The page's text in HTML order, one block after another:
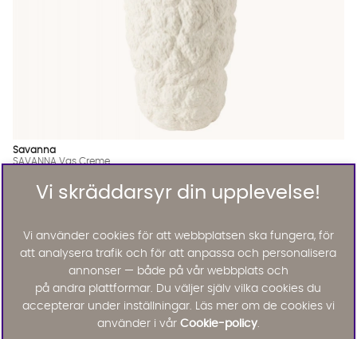
Savanna
SAVANNA Vas Creme
Vi skräddarsyr din upplevelse!
Vi använder cookies för att webbplatsen ska fungera, för
att analysera trafik och för att anpassa och personalisera
annonser — både på vår webbplats och
på andra plattformar. Du väljer själv vilka cookies du
accepterar under inställningar. Läs mer om de cookies vi
använder i vår Cookie-policy.